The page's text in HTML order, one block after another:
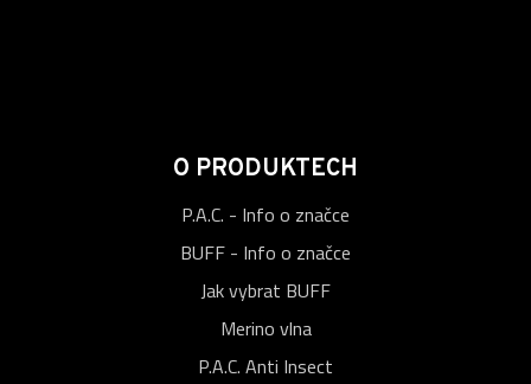
O PRODUKTECH
P.A.C. - Info o značce
BUFF - Info o značce
Jak vybrat BUFF
Merino vlna
P.A.C. Anti Insect